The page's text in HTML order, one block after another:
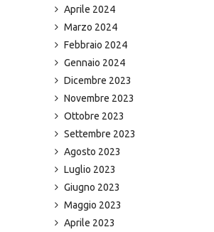
Aprile 2024
Marzo 2024
Febbraio 2024
Gennaio 2024
Dicembre 2023
Novembre 2023
Ottobre 2023
Settembre 2023
Agosto 2023
Luglio 2023
Giugno 2023
Maggio 2023
Aprile 2023